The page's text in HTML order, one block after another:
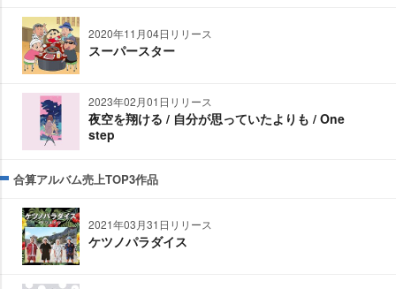
2020年11月04日リリース
スーパースター
2023年02月01日リリース
夜空を翔ける / 自分が思っていたよりも / One
step
合算アルバム売上TOP3作品
2021年03月31日リリース
ケツノパラダイス